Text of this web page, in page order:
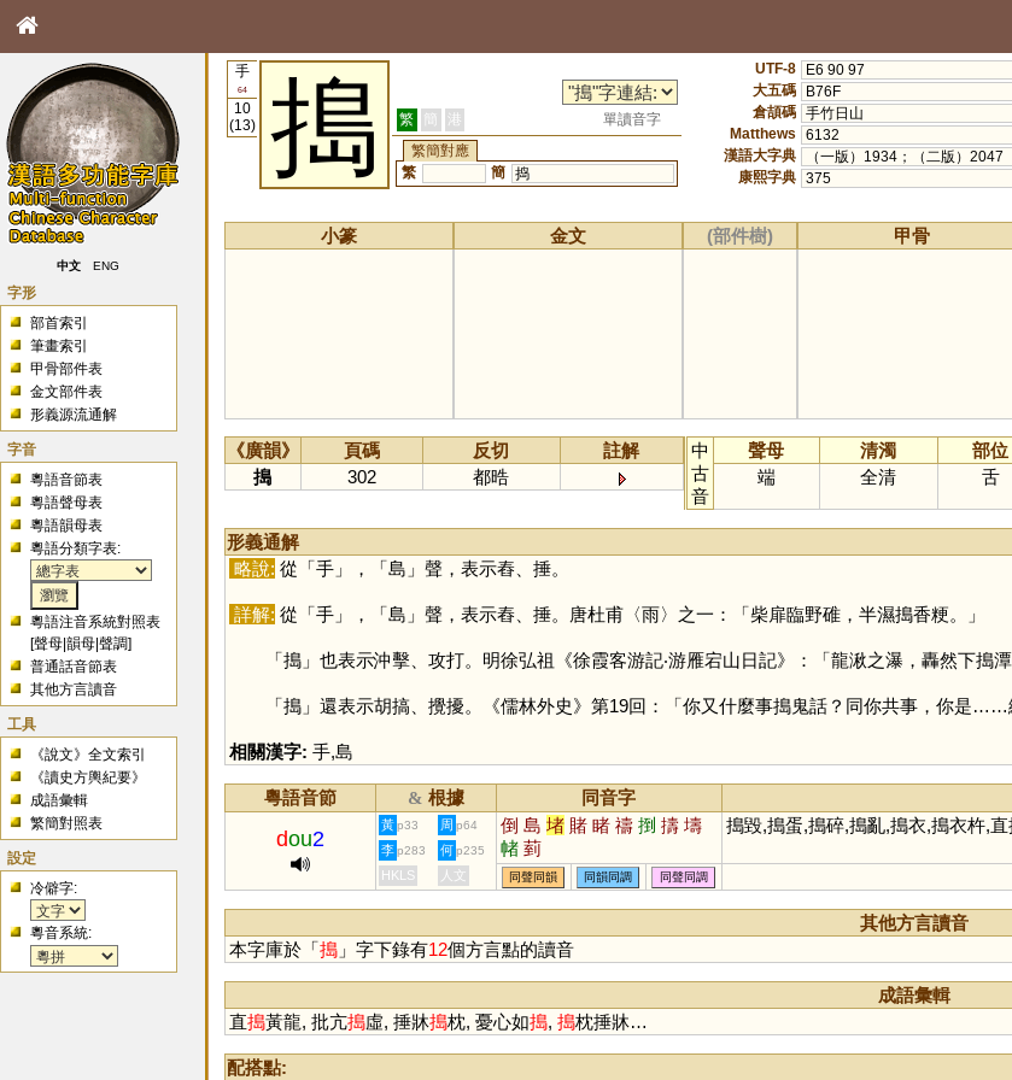
中文 ENG
字形
部首索引
筆畫索引
甲骨部件表
金文部件表
形義源流通解
字音
粵語音節表
粵語聲母表
粵語韻母表
粵語分類字表:
粵語注音系統對照表
[聲母 |韻母 |聲調]
普通話音節表
其他方言讀音
工具
《說文》全文索引
《讀史方輿紀要》
成語彙輯
繁簡對照表
設定
冷僻字:
粵音系統:
手
64
10
(13)
搗 繁 簡 港
單讀音字
繁簡對應
繁
簡 捣
UTF-8
E6 90 97
大五碼
B76F
倉頡碼 手竹日山
Matthews
6132
漢語大字典
（一版）1934；（二版）2047
康熙字典 375
小篆 金文 (部件樹) 甲骨
《廣韻》 頁碼 反切
註解
搗
302 都晧
中
古
音
聲母 清濁 部位
端
全清 舌
形義通解
略說: 從「手」，「島 」聲，表示舂、捶。
詳解: 從「手」，「島 」聲，表示舂、捶。唐杜甫〈雨〉之一：「柴扉臨野碓，半濕搗香粳。」
「搗」也表示沖擊、攻打。明徐弘祖《徐霞客游記‧游雁宕山日記》：「龍湫之瀑，轟然下搗潭
「搗」還表示胡搞、攪擾。《儒林外史》第19回：「你又什麼事搗鬼話？同你共事，你是……
相關漢字: 手,島
粵語音節 & 根據 同音字
dou2
黃 p33 周 p64 倒 島 堵 賭 睹 禱 捯 擣 壔
帾 菿
搗毀,搗蛋,搗碎,搗亂,搗衣,搗衣杵,
李 p283 何 p235
HKLS 人文 同聲同韻 同韻同調 同聲同調
其他方言讀音
本字庫於「搗」字下錄有12個方言點的讀音
成語彙輯
直搗黃龍, 批亢搗虛, 捶牀搗枕, 憂心如搗, 搗枕捶牀…
配搭點: